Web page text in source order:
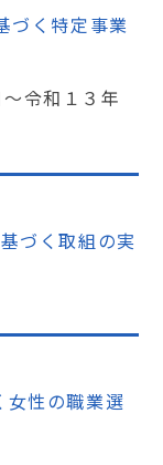
く特定事業
令和１３年
づく取組の実
性の職業選